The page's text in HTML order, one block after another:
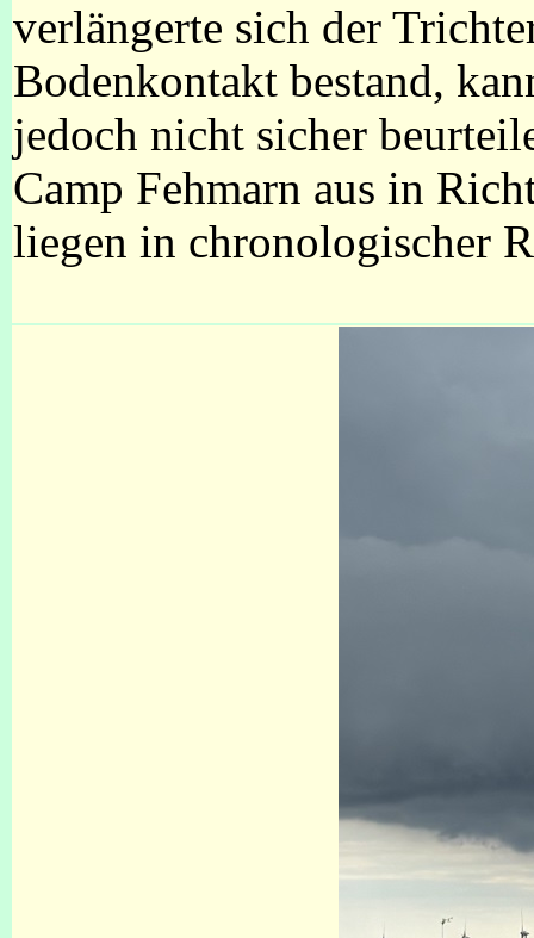
verlängerte sich der
Bodenkontakt bestand,
jedoch nicht sicher
Camp Fehmarn aus in
liegen in chronologischer